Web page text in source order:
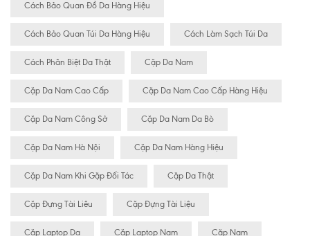
Cách Bảo Quan Đồ Da Hàng Hiệu
Cách Bảo Quan Túi Da Hàng Hiệu Cách Làm Sạch Túi Da
Cách Phân Biệt Da Thật Cặp Da Nam
Cặp Da Nam Cao Cấp Cặp Da Nam Cao Cấp Hàng Hiệu
Cặp Da Nam Công Sở Cặp Da Nam Da Bò
Cặp Da Nam Hà Nội Cặp Da Nam Hàng Hiệu
Cặp Da Nam Khi Gặp Đối Tác Cặp Da Thật
Cặp Đựng Tài Liêu Cặp Đựng Tài Liệu
Cặp Laptop Da Cặp Laptop Nam Cặp Nam